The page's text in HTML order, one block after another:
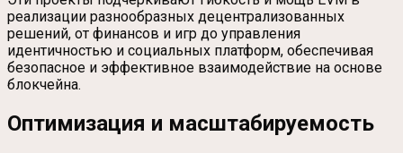
реализации разнообразных децентрализованных
решений, от финансов и игр до управления
идентичностью и социальных платформ, обеспечивая
безопасное и эффективное взаимодействие на основе
блокчейна.
Оптимизация и масштабируемость